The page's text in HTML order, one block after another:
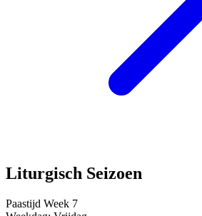
Liturgisch Seizoen
Paastijd Week 7